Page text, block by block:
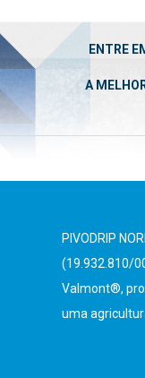
ENTRE
A
PIVODRIP
(19.932.810/
Valmont®,
uma